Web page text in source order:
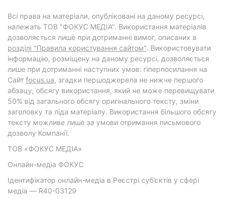
Всі права на матеріали, опубліковані на даному ресурсі,
належать ТОВ "ФОКУС МЕДІА". Використання матеріалів
дозволяється лише при дотриманні вимог, описаних в
розділі "Правила користування сайтом". Використовувати
інформацію, розміщену на даному ресурсі, дозволяється
лише при дотриманні наступних умов: гіперпосилання на
Cайт focus.ua, згадки першоджерела не нижче першого
абзацу, обсягу використання, який не може перевищувати
50% від загального обсягу оригінального тексту, зміни
заголовку та ліда матеріалу. Використання більшого обсягу
тексту можливе лише за умови отримання письмового
дозволу Компанії.
ТОВ «ФОКУС МЕДІА»
Онлайн-медіа ФОКУС
Ідентифікатор онлайн-медіа в Реєстрі суб’єктів у сфері
медіа — R40-03129